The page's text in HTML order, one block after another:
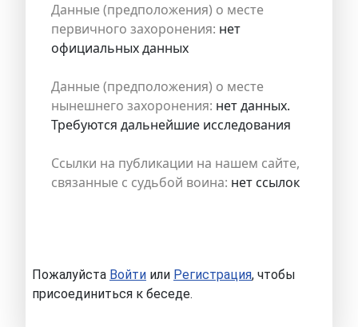
Данные (предположения) о месте
первичного захоронения: нет
официальных данных
Данные (предположения) о месте
нынешнего захоронения: нет данных.
Требуются дальнейшие исследования
Ссылки на публикации на нашем сайте,
связанные с судьбой воина: нет ссылок
Пожалуйста Войти или Регистрация, чтобы
присоединиться к беседе.